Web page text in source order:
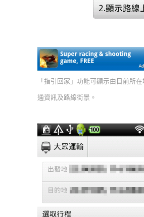
「指引回家」功能可顯示由目前所
通資訊及路線街景。